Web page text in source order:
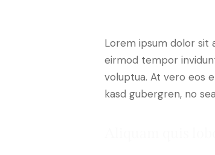
Lorem ipsum dolor sit
eirmod tempor
voluptua. At vero eos
kasd gubergren, no